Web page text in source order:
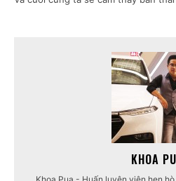
KHOA